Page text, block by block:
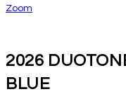
Zoom
2026
BLUE